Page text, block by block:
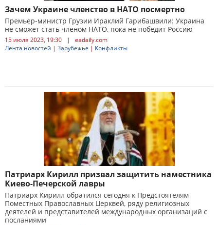
Зачем Украине членство в НАТО посмертно
Премьер-министр Грузии Ираклий Гарибашвили: Украина
не сможет стать членом НАТО, пока не победит Россию
15 июля 2023, 19:30 |
eadaily.com
Лента новостей | Зарубежье | Конфликты
Патриарх Кирилл призвал защитить наместника
Киево-Печерской лавры
Патриарх Кирилл обратился сегодня к Предстоятелям
Поместных Православных Церквей, ряду религиозных
деятелей и представителей международных организаций с
посланиями